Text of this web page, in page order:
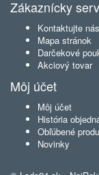
Zákaznícky
Kontaktujte nás
Mapa stránok
Darčekové
Akciový tovar
Môj účet
Môj účet
História
Obľúbené
Novinky